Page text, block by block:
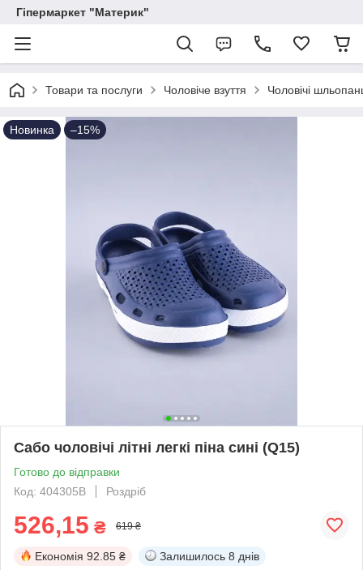
Гіпермаркет "Материк"
Товари та послуги Чоловіче взуття Чоловічі
Новинка –15%
Сабо чоловічі літні легкі піна сині (Q15)
Готово до відправки
Код: 404305B
Роздріб
526,15 ₴ 619 ₴
Економія 92.85 ₴ Залишилось 8 днів